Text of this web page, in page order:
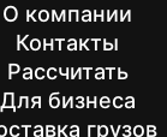
О компании
Контакты
Рассчитать
Для бизнеса
грузов